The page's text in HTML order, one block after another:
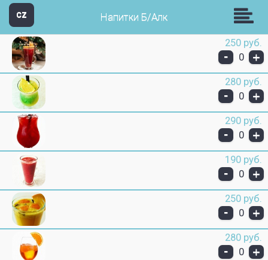
CZ Звезда Групп
Напитки Б/Алк
250 руб.
- 0 +
280 руб.
- 0 +
290 руб.
- 0 +
190 руб.
- 0 +
250 руб.
- 0 +
280 руб.
- 0 +